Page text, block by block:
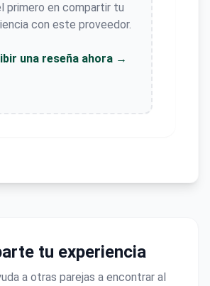
primero en compartir tu
con este proveedor.
una reseña ahora →
tu experiencia
a otras parejas a encontrar al